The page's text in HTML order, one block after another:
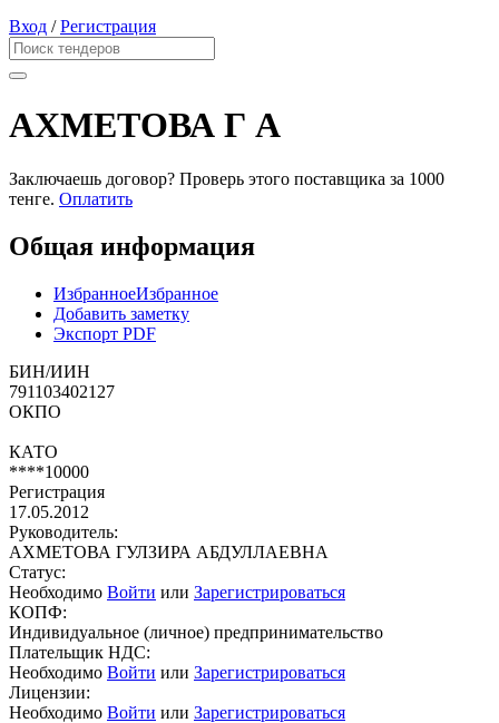
Вход /Регистрация
АХМЕТОВА Г А
Заключаешь договор? Проверь этого поставщика за 1000
тенге. Оплатить
Общая информация
ИзбранноеИзбранное
Добавить заметку
Экспорт PDF
БИН/ИИН
791103402127
ОКПО
КАТО
****10000
Регистрация
17.05.2012
Руководитель:
АХМЕТОВА ГУЛЗИРА АБДУЛЛАЕВНА
Статус:
Необходимо Войти или Зарегистрироваться
КОПФ:
Индивидуальное (личное) предпринимательство
Плательщик НДС:
Необходимо Войти или Зарегистрироваться
Лицензии:
Необходимо Войти или Зарегистрироваться